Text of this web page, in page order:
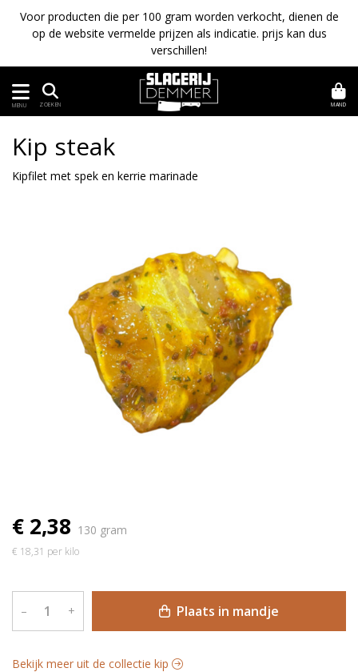
Voor producten die per 100 gram worden verkocht, dienen de
op de website vermelde prijzen als indicatie. prijs kan dus
verschillen!
MENU ZOEKEN MAND
Kip steak
Kipfilet met spek en kerrie marinade
€ 2,38 130 gram
€ 18,31 per kilo
– + Plaats in mandje
Bekijk meer uit de collectie kip